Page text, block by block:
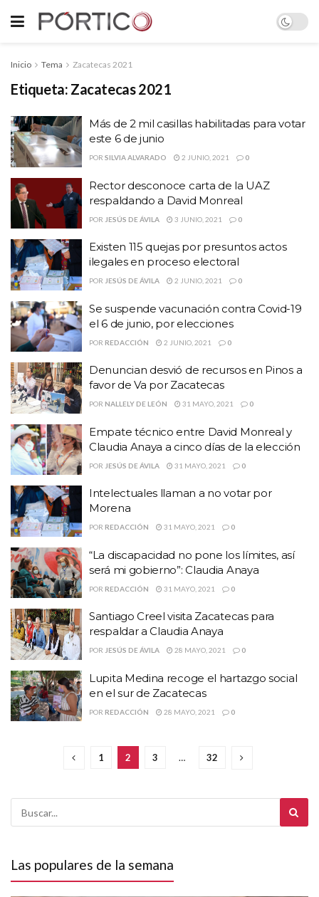
Inicio Tema Zacatecas 2021
Etiqueta: Zacatecas 2021
Más de 2 mil casillas habilitadas para votar
este 6 de junio
POR SILVIA ALVARADO 2 JUNIO, 2021 0
Rector desconoce carta de la UAZ
respaldando a David Monreal
POR JESÚS DE ÁVILA 3 JUNIO, 2021 0
Existen 115 quejas por presuntos actos
ilegales en proceso electoral
POR JESÚS DE ÁVILA 2 JUNIO, 2021 0
Se suspende vacunación contra Covid-19
el 6 de junio, por elecciones
POR REDACCIÓN 2 JUNIO, 2021 0
Denuncian desvió de recursos en Pinos a
favor de Va por Zacatecas
POR NALLELY DE LEÓN 31 MAYO, 2021 0
Empate técnico entre David Monreal y
Claudia Anaya a cinco días de la elección
POR JESÚS DE ÁVILA 31 MAYO, 2021 0
Intelectuales llaman a no votar por
Morena
POR REDACCIÓN 31 MAYO, 2021 0
“La discapacidad no pone los límites, así
será mi gobierno”: Claudia Anaya
POR REDACCIÓN 31 MAYO, 2021 0
Santiago Creel visita Zacatecas para
respaldar a Claudia Anaya
POR JESÚS DE ÁVILA 28 MAYO, 2021 0
Lupita Medina recoge el hartazgo social
en el sur de Zacatecas
POR REDACCIÓN 28 MAYO, 2021 0
1 2 3 … 32
Las populares de la semana